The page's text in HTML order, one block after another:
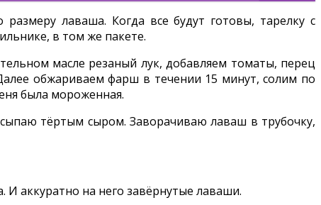
лаваша. Когда все будут готовы, тарелку с
в том же пакете.
масле резаный лук, добавляем томаты, перец
обжариваем фарш в течении 15 минут, солим по
была мороженная.
тёртым сыром. Заворачиваю лаваш в трубочку,
аккуратно на него завёрнутые лаваши.